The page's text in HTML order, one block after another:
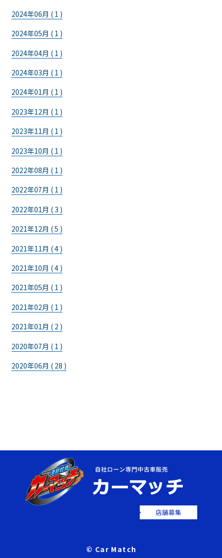
2024年06月 ( 1 )
2024年05月 ( 1 )
2024年04月 ( 1 )
2024年03月 ( 1 )
2024年01月 ( 1 )
2023年12月 ( 1 )
2023年11月 ( 1 )
2023年10月 ( 1 )
2022年08月 ( 1 )
2022年07月 ( 1 )
2022年01月 ( 3 )
2021年12月 ( 5 )
2021年11月 ( 4 )
2021年10月 ( 4 )
2021年05月 ( 1 )
2021年02月 ( 1 )
2021年01月 ( 2 )
2020年07月 ( 1 )
2020年06月 ( 28 )
店舗募集
© Car Match